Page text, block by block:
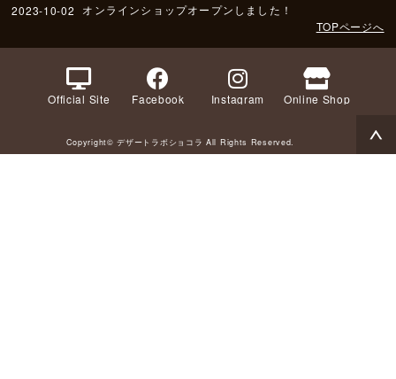
2023-10-02
オンラインショップオープンしました！
TOPページへ
Official Site Facebook Instagram Online Shop
Copyright© デザートラボショコラ All Rights Reserved.